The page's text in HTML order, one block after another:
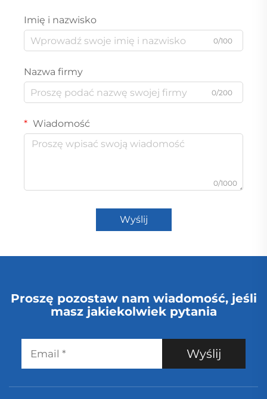
Imię i nazwisko
0/100
Nazwa firmy
0/200
Wiadomość
0/1000
Wyślij
Proszę pozostaw nam wiadomość, jeśli
masz jakiekolwiek pytania
Wyślij